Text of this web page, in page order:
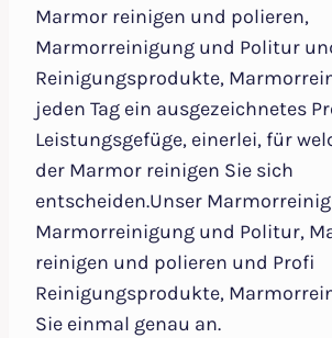
Marmor reinigen und polieren,
Marmorreinigung und Politur
Reinigungsprodukte,
jeden Tag ein ausgezeichnetes
Leistungsgefüge, einerlei, für
der Marmor reinigen Sie sich
entscheiden.Unser
Marmorreinigung und Politur,
reinigen und polieren und Profi
Reinigungsprodukte,
Sie einmal genau an.